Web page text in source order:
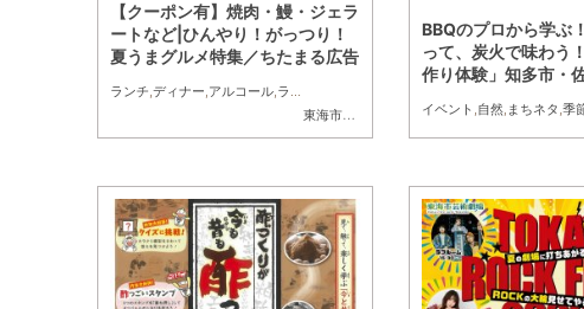
東海市大府市 半田市
【クーポン有】焼肉・鰻・ジェラ
ートなど|ひんやり！がっつり！
夏うまグルメ特集／ちたまる広告
ランチ,ディナー,アルコール,ラーメン
BBQのプロから学ぶ
って、炭火で味わう
作り体験」知多市・
イベント ,自然, まちネタ ,季